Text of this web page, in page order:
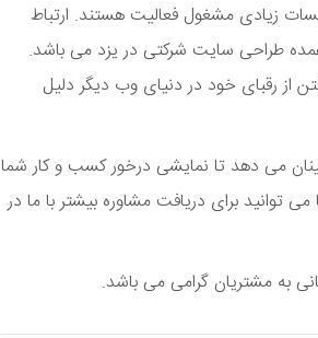
زیادی مشغول فعالیت هستند. ارتباط
طراحی سایت شرکتی در یزد می باشد.
رقبای خود در دنیای وب دیگر دلیل
می دهد تا نمایشی درخور کسب و کار شما
توانید برای دریافت مشاوره بیشتر با ما در
به مشتریان گرامی می باشد.